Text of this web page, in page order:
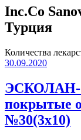
Inc.Co
Турция
Количества
30.09.2020
ЭСКОЛАН-
покрытые
№30(3x10)